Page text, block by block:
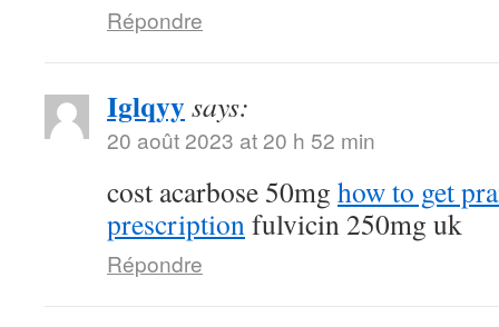
Répondre
Iglqyysays:
20 août 2023 at 20 h 52 min
cost acarbose 50mg how to get
prescriptionfulvicin 250mg uk
Répondre